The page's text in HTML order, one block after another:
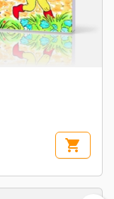
shopping_cart